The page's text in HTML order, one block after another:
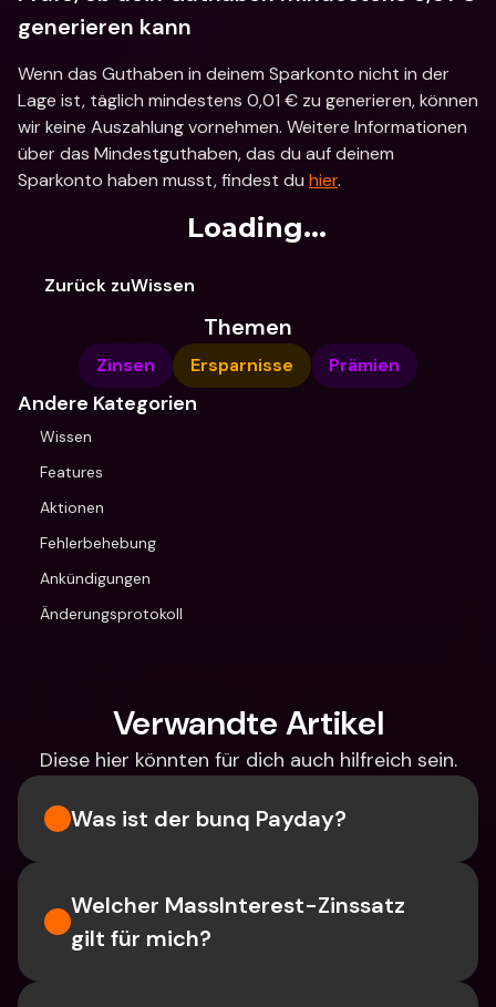
generieren kann
Wenn das Guthaben in deinem Sparkonto nicht in der
Lage ist, täglich mindestens 0,01 € zu generieren, können
wir keine Auszahlung vornehmen. Weitere Informationen
über das Mindestguthaben, das du auf deinem
Sparkonto haben musst, findest du hier.
Loading...
Zurück zuWissen
Themen
Zinsen Ersparnisse Prämien
Andere Kategorien
Wissen
Features
Aktionen
Fehlerbehebung
Ankündigungen
Änderungsprotokoll
Verwandte Artikel
Diese hier könnten für dich auch hilfreich sein.
Was ist der bunq Payday?
Welcher MassInterest-Zinssatz
gilt für mich?